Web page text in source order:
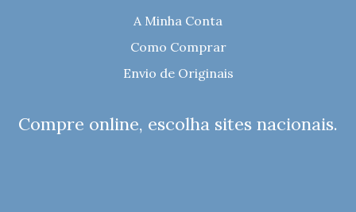
A Minha Conta
Como Comprar
Envio de Originais
Compre online, escolha sites nacionais.